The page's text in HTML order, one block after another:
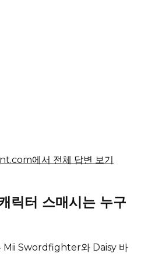
에서 전체 답변 보기
릭터 스매시는 누구
Mii Swordfighter와 Daisy 바